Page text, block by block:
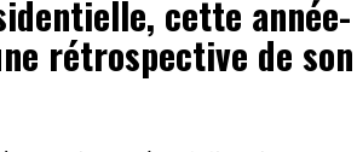
cette année-
rétrospective de son